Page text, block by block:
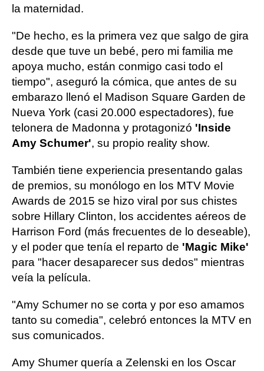
la maternidad.
"De hecho, es la primera vez que salgo de gira
desde que tuve un bebé, pero mi familia me
apoya mucho, están conmigo casi todo el
tiempo", aseguró la cómica, que antes de su
embarazo llenó el Madison Square Garden de
Nueva York (casi 20.000 espectadores), fue
telonera de Madonna y protagonizó 'Inside
Amy Schumer', su propio reality show.
También tiene experiencia presentando galas
de premios, su monólogo en los MTV Movie
Awards de 2015 se hizo viral por sus chistes
sobre Hillary Clinton, los accidentes aéreos de
Harrison Ford (más frecuentes de lo deseable),
y el poder que tenía el reparto de 'Magic Mike'
para "hacer desaparecer sus dedos" mientras
veía la película.
"Amy Schumer no se corta y por eso amamos
tanto su comedia", celebró entonces la MTV en
sus comunicados.
Amy Shumer quería a Zelenski en los Oscar